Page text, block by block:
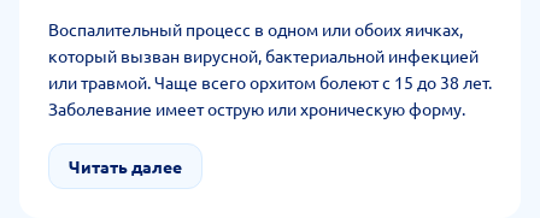
Воспалительный процесс в одном или обоих яичках,
который вызван вирусной, бактериальной инфекцией
или травмой. Чаще всего орхитом болеют с 15 до 38 лет.
Заболевание имеет острую или хроническую форму.
Читать далее